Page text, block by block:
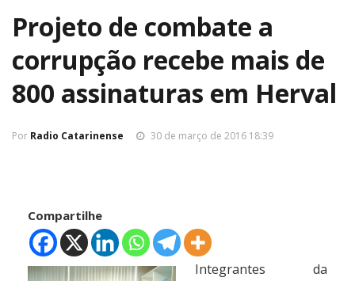
Projeto de combate a
corrupção recebe mais de
800 assinaturas em Herval
Por Radio Catarinense 30 de março de 2016 18:39
Compartilhe
Integrantes da